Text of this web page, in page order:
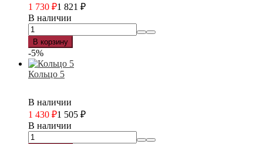
1 730 ₽1 821 ₽
В наличии
В корзину
-5%
Кольцо 5
В наличии
1 430 ₽1 505 ₽
В наличии